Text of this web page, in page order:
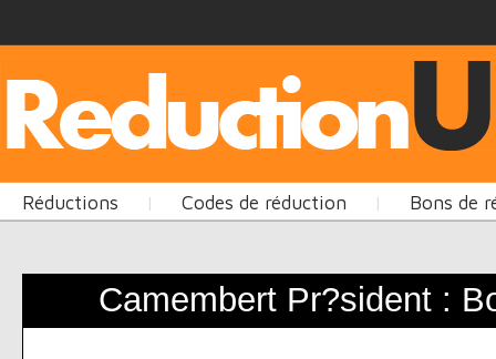
Réductions | Codes de réduction | Bons de
Camembert Pr?sident :